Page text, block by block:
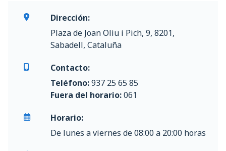
Dirección:
Plaza de Joan Oliu i Pich, 9, 8201,
Sabadell, Cataluña
Contacto:
Teléfono:937 25 65 85
Fuera del horario:061
Horario:
De lunes a viernes de 08:00 a 20:00 horas